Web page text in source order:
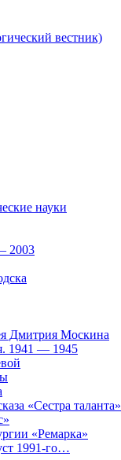
вестник)
науки
2003
Дмитрия Москина
1941 — 1945
«Сестра таланта»
«Ремарка»
1991-го…